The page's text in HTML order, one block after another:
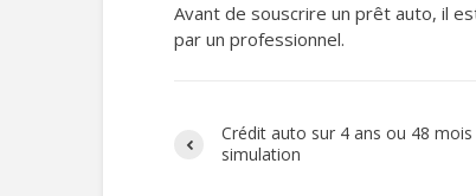
Avant de souscrire un prêt auto, il
par un professionnel.
Crédit auto sur 4 ans ou 48
simulation